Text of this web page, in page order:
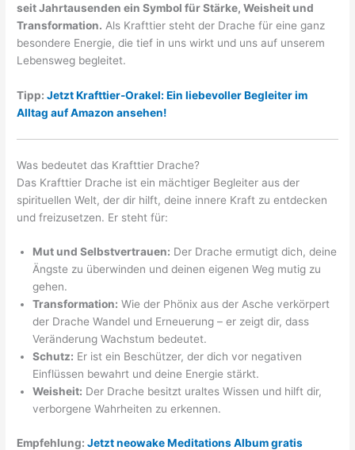
seit Jahrtausenden ein Symbol für Stärke, Weisheit und
Transformation. Als Krafttier steht der Drache für eine ganz
besondere Energie, die tief in uns wirkt und uns auf unserem
Lebensweg begleitet.
Tipp:Jetzt Krafttier-Orakel: Ein liebevoller Begleiter im
Alltag auf Amazon ansehen!
Was bedeutet das Krafttier Drache?
Das Krafttier Drache ist ein mächtiger Begleiter aus der
spirituellen Welt, der dir hilft, deine innere Kraft zu entdecken
und freizusetzen. Er steht für:
Mut und Selbstvertrauen: Der Drache ermutigt dich, deine
Ängste zu überwinden und deinen eigenen Weg mutig zu
gehen.
Transformation: Wie der Phönix aus der Asche verkörpert
der Drache Wandel und Erneuerung – er zeigt dir, dass
Veränderung Wachstum bedeutet.
Schutz: Er ist ein Beschützer, der dich vor negativen
Einflüssen bewahrt und deine Energie stärkt.
Weisheit: Der Drache besitzt uraltes Wissen und hilft dir,
verborgene Wahrheiten zu erkennen.
Empfehlung:Jetzt neowake Meditations Album gratis